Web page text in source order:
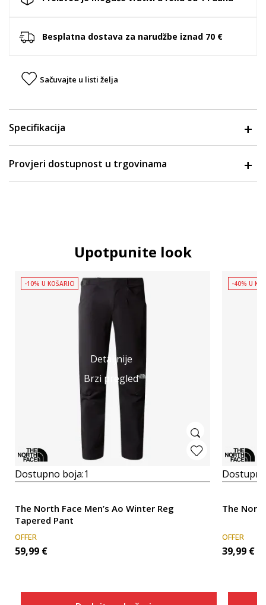
Besplatna dostava za narudžbe iznad 70 €
Sačuvajte u listi želja
Specifikacija
Provjeri dostupnost u trgovinama
Upotpunite look
Detaljnije
Brzi pregled
-10% U KOŠARICI
Dostupno boja:1
The North Face Men’s Ao Winter Reg
Tapered Pant
OFFER
59,99 €
-40% U
The
OFFER
39,99 €